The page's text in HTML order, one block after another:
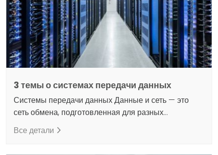
проектирование, покупка и продажа таких
устройств. Наша компания, входящая…
3 темы о системах передачи данных
Системы передачи данных Данные и сеть — это
сеть обмена, подготовленная для разных
пользователей в разных средах. Система и
информация текут по этой сети и обеспечивают
Все детали